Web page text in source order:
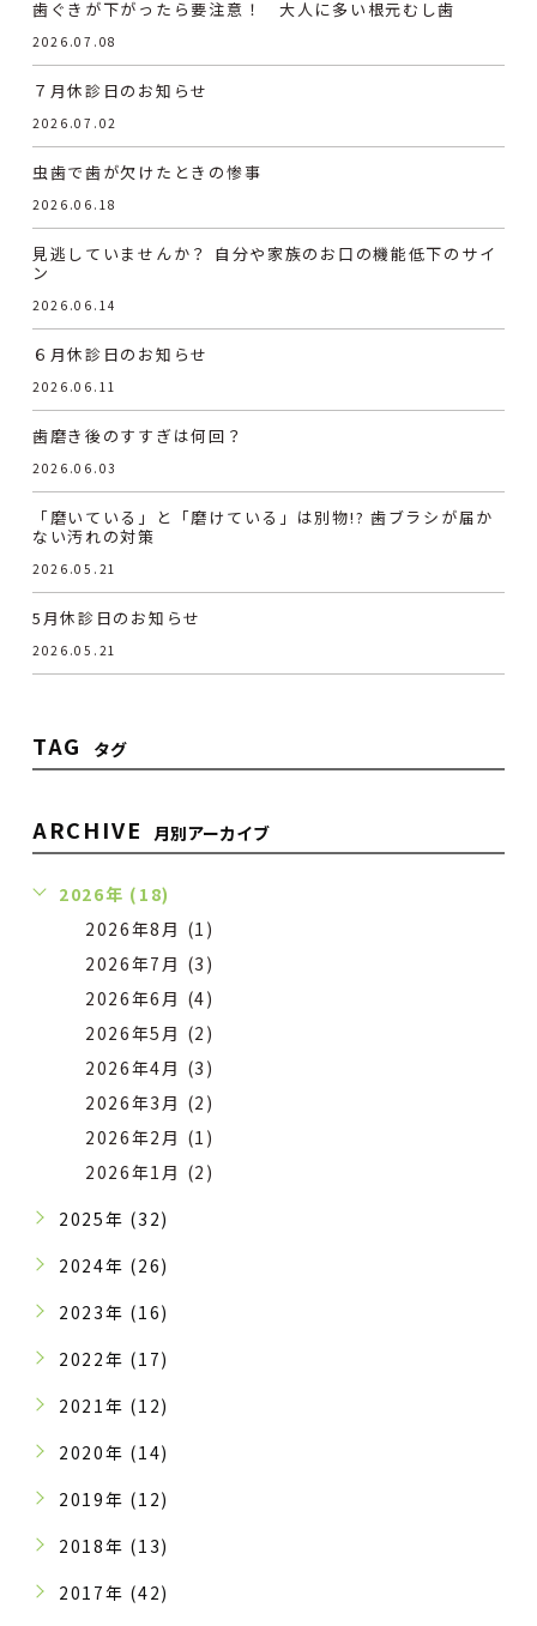
歯ぐきが下がったら要注意！ 大人に多い根元むし歯
2026.07.08
７月休診日のお知らせ
2026.07.02
虫歯で歯が欠けたときの惨事
2026.06.18
見逃していませんか？ 自分や家族のお口の機能低下のサイ
ン
2026.06.14
６月休診日のお知らせ
2026.06.11
歯磨き後のすすぎは何回？
2026.06.03
「磨いている」と「磨けている」は別物!? 歯ブラシが届か
ない汚れの対策
2026.05.21
5月休診日のお知らせ
2026.05.21
TAG タグ
ARCHIVE 月別アーカイブ
2026年 (18)
2026年8月 (1)
2026年7月 (3)
2026年6月 (4)
2026年5月 (2)
2026年4月 (3)
2026年3月 (2)
2026年2月 (1)
2026年1月 (2)
2025年 (32)
2024年 (26)
2023年 (16)
2022年 (17)
2021年 (12)
2020年 (14)
2019年 (12)
2018年 (13)
2017年 (42)